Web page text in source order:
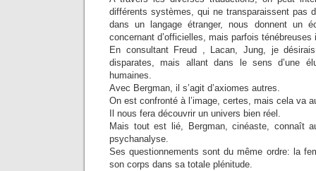
différents systèmes, qui ne transparaissent pas
dans un langage étranger, nous donnent un
concernant d’officielles, mais parfois ténébreuses
En consultant Freud , Lacan, Jung, je
disparates, mais allant dans le sens d’une
humaines.
Avec Bergman, il s’agit d’axiomes autres.
On est confronté à l’image, certes, mais cela va
Il nous fera découvrir un univers bien réel.
Mais tout est lié, Bergman, cinéaste, connaît
psychanalyse.
Ses questionnements sont du même ordre: la
son corps dans sa totale plénitude.